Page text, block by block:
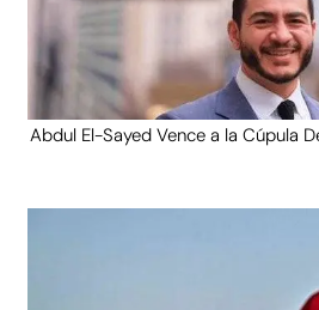
Abdul El-Sayed Vence a la Cúpula